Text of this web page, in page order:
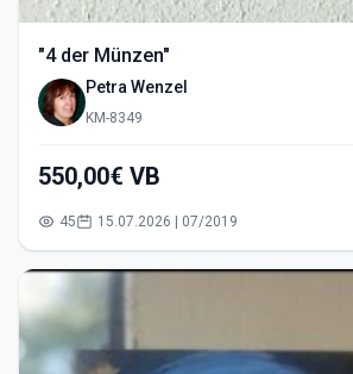
"4 der Münzen"
Petra Wenzel
KM-8349
550,00€ VB
45 15.07.2026 | 07/2019